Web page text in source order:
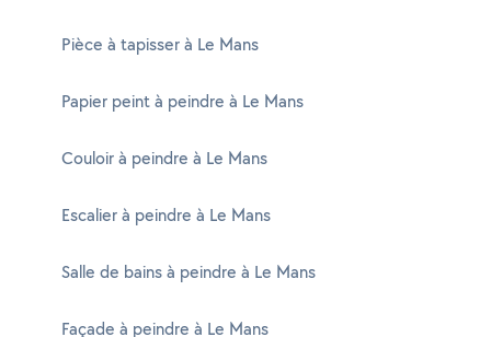
Pièce à tapisser à Le Mans
Papier peint à peindre à Le Mans
Couloir à peindre à Le Mans
Escalier à peindre à Le Mans
Salle de bains à peindre à Le Mans
Façade à peindre à Le Mans